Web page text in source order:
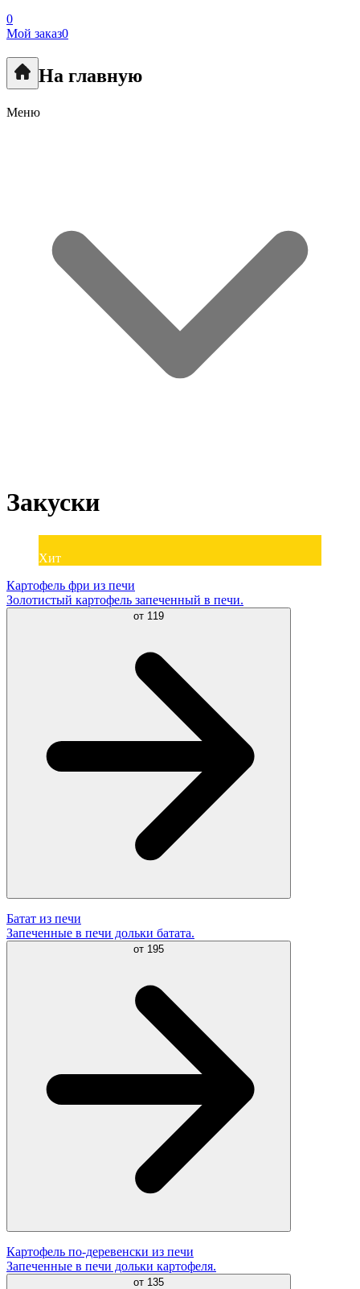
0
Мой заказ0
На главную
Меню
Закуски
Хит
Картофель фри из печи
Золотистый картофель запеченный в печи.
от 119
Батат из печи
Запеченные в печи дольки батата.
от 195
Картофель по-деревенски из печи
Запеченные в печи дольки картофеля.
от 135